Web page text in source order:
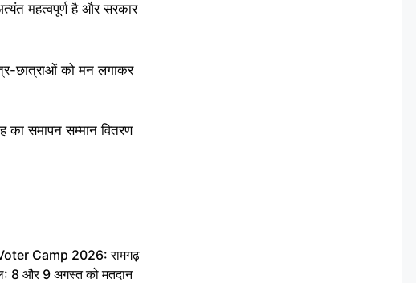
महत्वपूर्ण है और सरकार
छात्राओं को मन लगाकर
का समापन सम्मान वितरण
Camp 2026: रामगढ़
8 और 9 अगस्त को मतदान